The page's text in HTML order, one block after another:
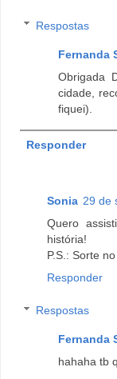
Respostas
Fernanda
Obrigada
cidade,
fiquei).
Responder
Sonia 29 de
Quero
história!
P.S.: Sorte
Responder
Respostas
Fernanda
hahaha tb